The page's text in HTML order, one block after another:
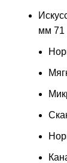
мм 71